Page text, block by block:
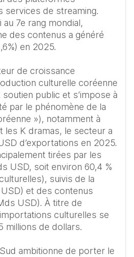
services de streaming.
au 7e rang mondial,
des contenus a généré
en 2025.
culturelle coréenne
public et s’impose à
par le phénomène de la
»), notamment à
les K dramas, le secteur a
d’exportations en 2025.
tirées par les
USD, soit environ 60,4 %
suivis de la
et des contenus
USD). À titre de
culturelles se
millions de dollars.